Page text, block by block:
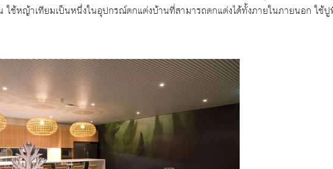
ใช้หญ้าเทียมเป็นหนึ่งในอุปกรณ์ตกแต่งบ้านที่สามารถตกแต่งได้ทั้งภายในภายนอก ใช้